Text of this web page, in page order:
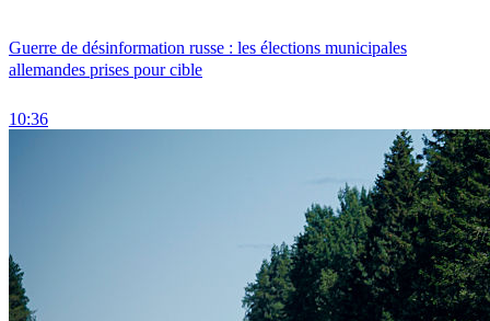
Guerre de désinformation russe : les élections municipales
allemandes prises pour cible
10:36